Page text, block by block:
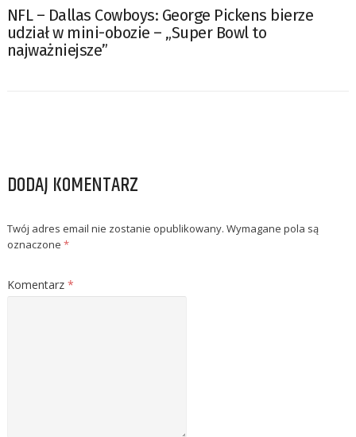
NFL – Dallas Cowboys: George Pickens bierze
udział w mini-obozie – „Super Bowl to
najważniejsze”
DODAJ KOMENTARZ
Twój adres email nie zostanie opublikowany. Wymagane pola są
oznaczone *
Komentarz *